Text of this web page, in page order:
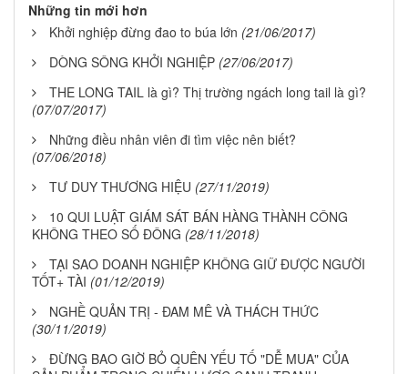
Những tin mới hơn
Khởi nghiệp đừng đao to búa lớn (21/06/2017)
DÒNG SÔNG KHỞI NGHIỆP (27/06/2017)
THE LONG TAIL là gì? Thị trường ngách long tail là gì?
(07/07/2017)
Những điều nhân viên đi tìm việc nên biết?
(07/06/2018)
TƯ DUY THƯƠNG HIỆU (27/11/2019)
10 QUI LUẬT GIÁM SÁT BÁN HÀNG THÀNH CÔNG
KHÔNG THEO SỐ ĐÔNG (28/11/2018)
TẠI SAO DOANH NGHIỆP KHÔNG GIỮ ĐƯỢC NGƯỜI
TỐT+ TÀI (01/12/2019)
NGHỀ QUẢN TRỊ - ĐAM MÊ VÀ THÁCH THỨC
(30/11/2019)
ĐỪNG BAO GIỜ BỎ QUÊN YẾU TỐ "DỄ MUA" CỦA